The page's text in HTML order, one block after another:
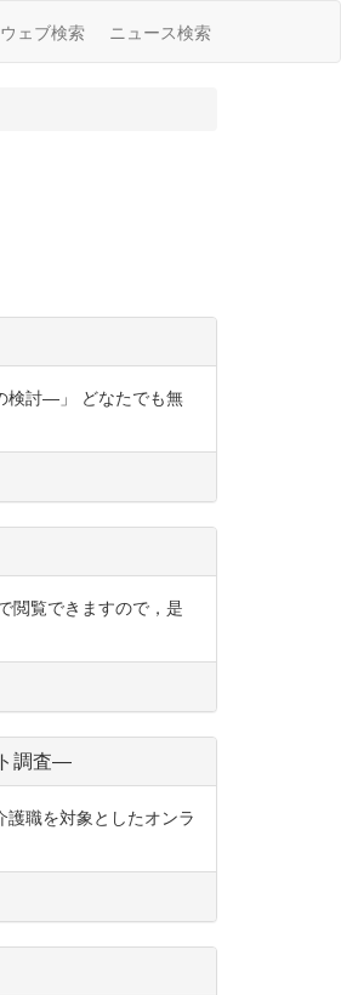
ウェブ検索 ニュース検索
検討―」 どなたでも無
閲覧できますので，是
調査―
職を対象としたオンラ